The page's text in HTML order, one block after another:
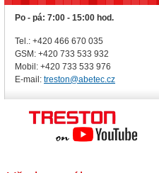
Po - pá: 7:00 - 15:00 hod.
Tel.: +420 466 670 035
GSM: +420 733 533 932
Mobil: +420 733 533 976
E-mail: treston@abetec.cz